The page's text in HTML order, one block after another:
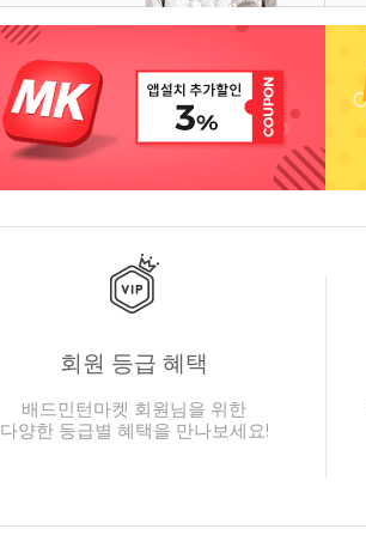
회원 등급 혜택
배드민턴마켓 회원님을 위한
다양한 등급별 혜택을 만나보세요!